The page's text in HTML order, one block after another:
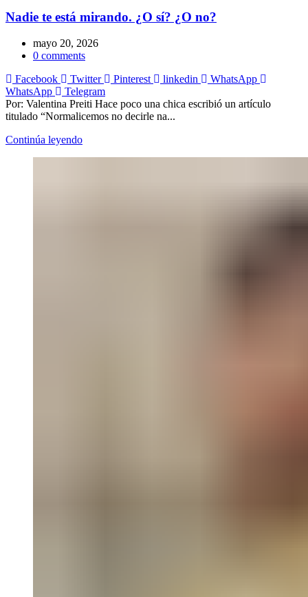
Nadie te está mirando. ¿O sí? ¿O no?
mayo 20, 2026
0 comments
Facebook
Twitter Pinterest linkedin
WhatsApp
WhatsApp
Telegram
Por: Valentina Preiti Hace poco una chica escribió un artículo
titulado “Normalicemos no decirle na...
Continúa leyendo